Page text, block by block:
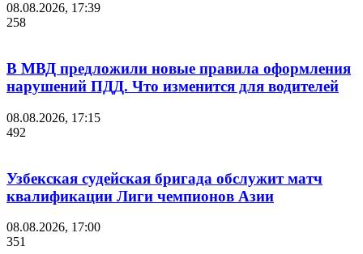
08.08.2026, 17:39
258
В МВД предложили новые правила оформления
нарушений ПДД. Что изменится для водителей
08.08.2026, 17:15
492
Узбекская судейская бригада обслужит матч
квалификации Лиги чемпионов Азии
08.08.2026, 17:00
351